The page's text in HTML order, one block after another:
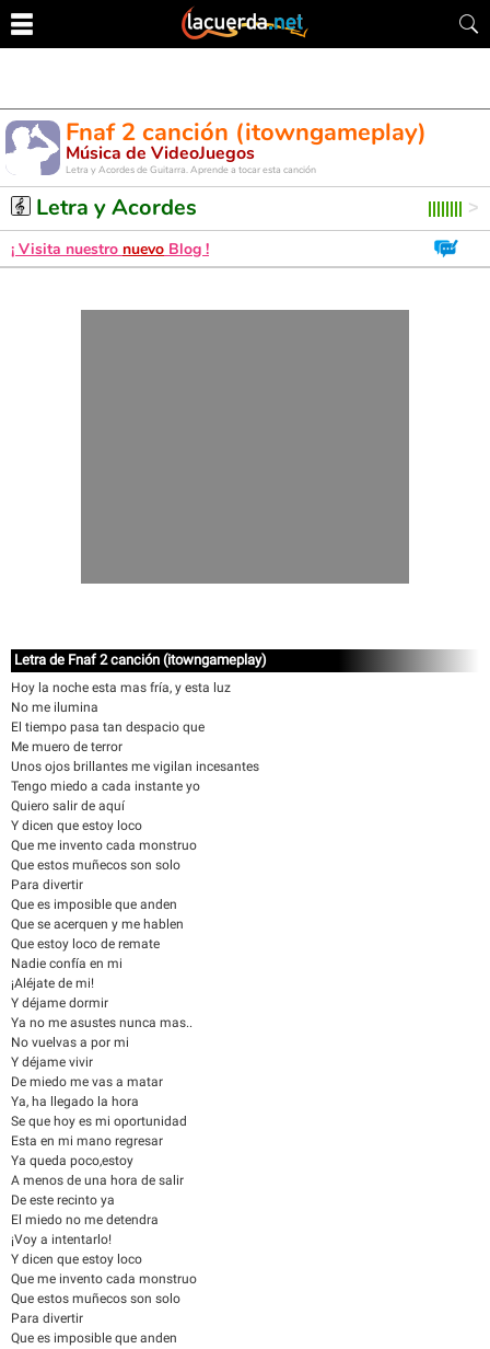
Fnaf 2 canción (itowngameplay)
Música de VideoJuegos
Letra y Acordes de Guitarra. Aprende a tocar esta canción
Letra y Acordes
¡ Visita nuestro nuevo Blog !
Letra de Fnaf 2 canción (itowngameplay)
Hoy la noche esta mas fría, y esta luz
No me ilumina
El tiempo pasa tan despacio que
Me muero de terror
Unos ojos brillantes me vigilan incesantes
Tengo miedo a cada instante yo
Quiero salir de aquí
Y dicen que estoy loco
Que me invento cada monstruo
Que estos muñecos son solo
Para divertir
Que es imposible que anden
Que se acerquen y me hablen
Que estoy loco de remate
Nadie confía en mi
¡Aléjate de mi!
Y déjame dormir
Ya no me asustes nunca mas..
No vuelvas a por mi
Y déjame vivir
De miedo me vas a matar
Ya, ha llegado la hora
Se que hoy es mi oportunidad
Esta en mi mano regresar
Ya queda poco,estoy
A menos de una hora de salir
De este recinto ya
El miedo no me detendra
¡Voy a intentarlo!
Y dicen que estoy loco
Que me invento cada monstruo
Que estos muñecos son solo
Para divertir
Que es imposible que anden